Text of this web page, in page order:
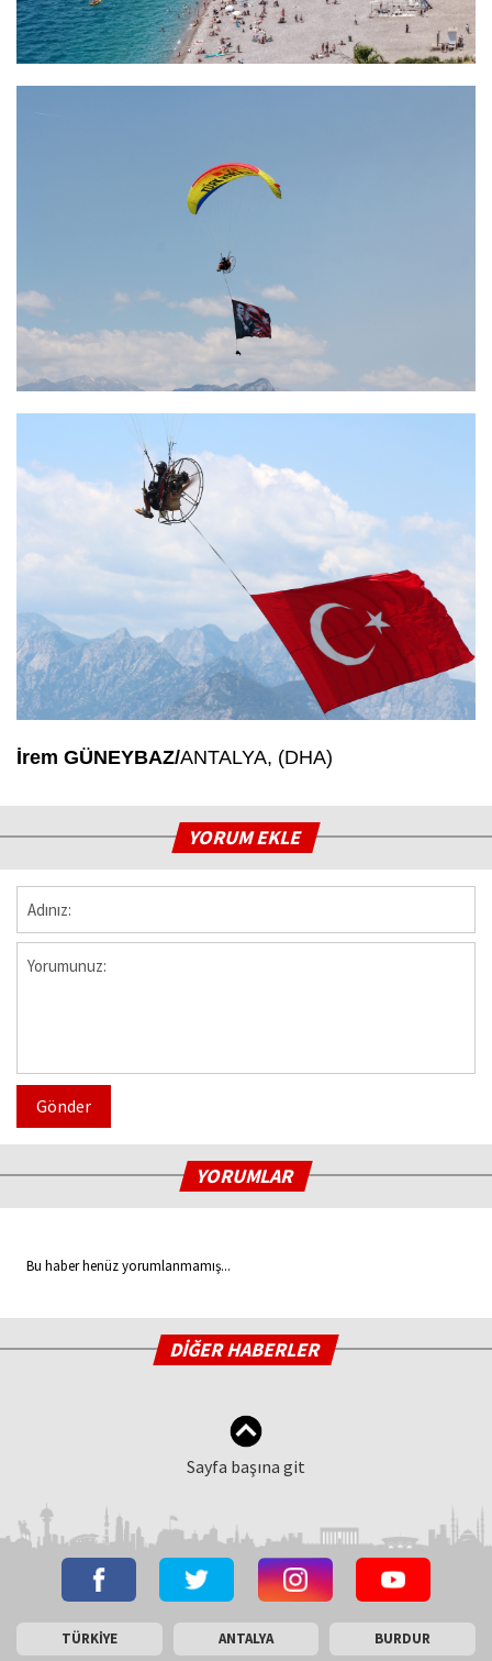
İrem GÜNEYBAZ/ANTALYA, (DHA)
YORUM EKLE
Gönder
YORUMLAR
Bu haber henüz yorumlanmamış...
DİĞER HABERLER
Sayfa başına git
TÜRKİYE ANTALYA BURDUR